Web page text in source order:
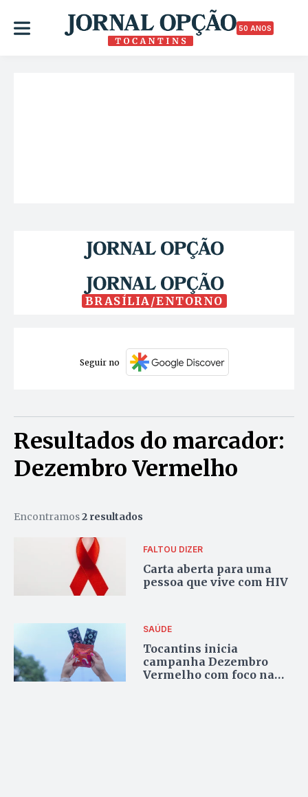
50 ANOS
BRASÍLIA/ENTORNO
Seguir no
Resultados do marcador:
Dezembro Vermelho
Encontramos2 resultados
FALTOU DIZER
Carta aberta para uma
pessoa que vive com HIV
SAÚDE
Tocantins inicia
campanha Dezembro
Vermelho com foco na